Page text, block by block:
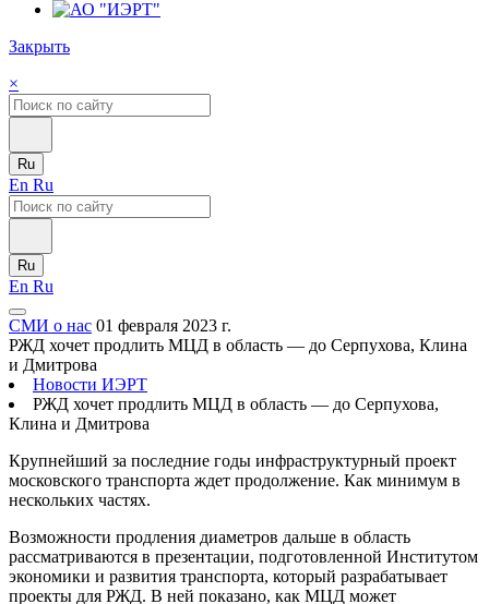
Закрыть
×
Ru
En Ru
Ru
En Ru
СМИ о нас 01 февраля 2023 г.
РЖД хочет продлить МЦД в область — до Серпухова, Клина
и Дмитрова
Новости ИЭРТ
РЖД хочет продлить МЦД в область — до Серпухова,
Клина и Дмитрова
Крупнейший за последние годы инфраструктурный проект
московского транспорта ждет продолжение. Как минимум в
нескольких частях.
Возможности продления диаметров дальше в область
рассматриваются в презентации, подготовленной Институтом
экономики и развития транспорта, который разрабатывает
проекты для РЖД. В ней показано, как МЦД может